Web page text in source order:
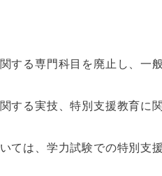
する専門科目を廃止し、一
る実技、特別支援教育に
ては、学力試験での特別支